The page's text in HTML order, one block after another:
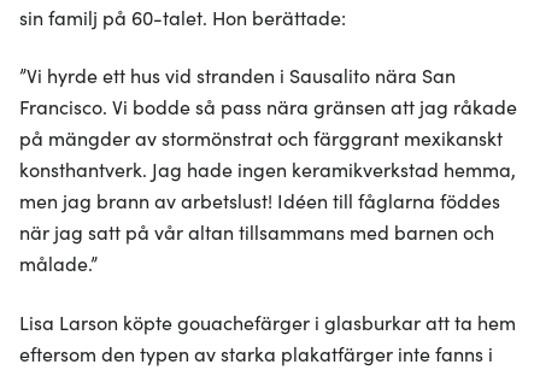
sin familj på 60-talet. Hon berättade:
”Vi hyrde ett hus vid stranden i Sausalito nära San
Francisco. Vi bodde så pass nära gränsen att jag råkade
på mängder av stormönstrat och färggrant mexikanskt
konsthantverk. Jag hade ingen keramikverkstad hemma,
men jag brann av arbetslust! Idéen till fåglarna föddes
när jag satt på vår altan tillsammans med barnen och
målade.”
Lisa Larson köpte gouachefärger i glasburkar att ta hem
eftersom den typen av starka plakatfärger inte fanns i